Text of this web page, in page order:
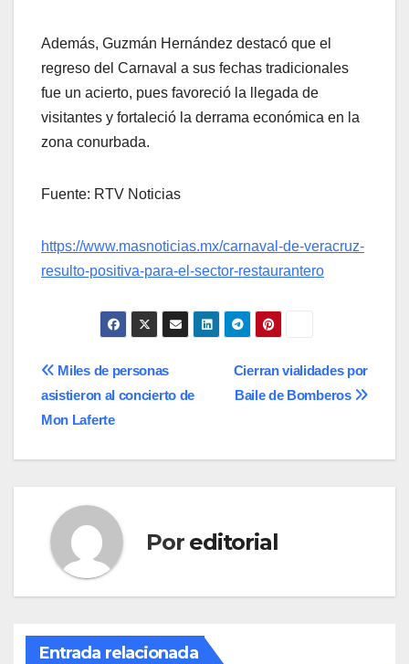
Además, Guzmán Hernández destacó que el
regreso del Carnaval a sus fechas tradicionales
fue un acierto, pues favoreció la llegada de
visitantes y fortaleció la derrama económica en la
zona conurbada.
Fuente: RTV Noticias
https://www.masnoticias.mx/carnaval-de-veracruz-
resulto-positiva-para-el-sector-restaurantero
Navegación
de
entradas
Cierran vialidades por
Baile de Bomberos
Miles de personas
asistieron al concierto de
Mon Laferte
Por editorial
Entrada relacionada